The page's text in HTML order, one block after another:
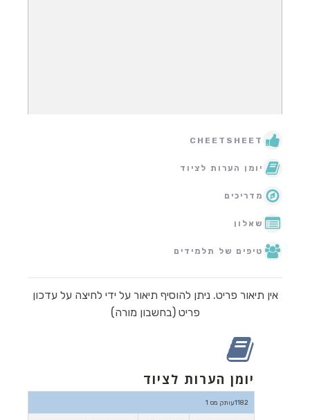
CHEETSHEET
יומן הערות לציוד
מדריכים
שאלון
טיפים של תלמידים
אין תיאור פריט. ניתן להוסיף תיאור על ידי לחיצה על עדכון
פריט (בחשבון מורה)
יומן הערות לציוד
1182עותק מס 1